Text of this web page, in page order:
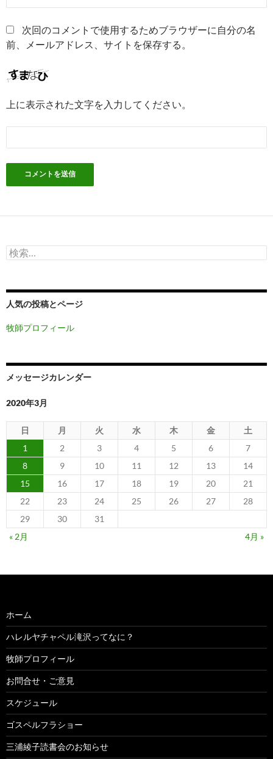
次回のコメントで使用するためブラウザーに自分の名
前、メールアドレス、サイトを保存する。
上に表示された文字を入力してください。
検
索:
人気の投稿とページ
牧師プロフィール
メッセージカレンダー
2020年3月
日 月 火 水 木 金
土
1
2 3 4 5 6
7
8
9 10 11 12 13
14
15
16 17 18 19 20
21
22
23 24 25 26 27
28
29
30
31
« 2月
4月 »
ホーム
ハレルヤチャペル滝沢ってなに？
牧師プロフィール
お問合せ・ご意見
スケジュール
ゴスペルフラショー
三浦綾子読書会のお知らせ